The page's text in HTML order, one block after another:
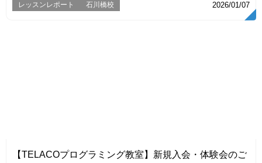
レッスンレポート 石川橋校 2026/01/07
【TELACOプログラミング教室】新規入会・体験会のご